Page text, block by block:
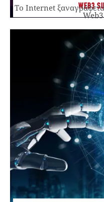
WEB3
Το Internet